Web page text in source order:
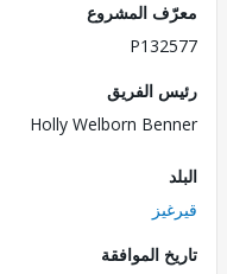
المشروع
الفريق
Holly Welborn
الموافقة